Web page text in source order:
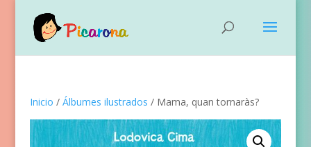
Inicio / Álbumes ilustrados / Mama, quan tornaràs?